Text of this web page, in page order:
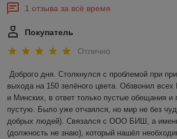
1 отзыва за всё время
Покупатель
Отлично
Доброго дня. Столкнулся с проблемой при
выхода на 150 зелёного цвета. Обзвонил всех
и Минских, в ответ только пустые обещания и
пустую. Было уже отчаялся, но мир не без
добрых людей). Связался с ООО БИШ, а
(должность не знаю), который нашёл